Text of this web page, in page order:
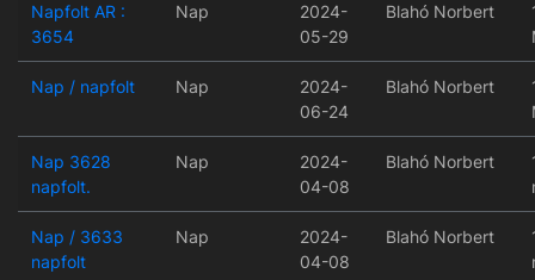
Napfolt AR :
3654
Nap
2024-
05-29
Blahó Norbert
Nap / napfolt Nap
2024-
06-24
Blahó Norbert
Nap 3628
napfolt.
Nap
2024-
04-08
Blahó Norbert
Nap / 3633
napfolt
Nap
2024-
04-08
Blahó Norbert